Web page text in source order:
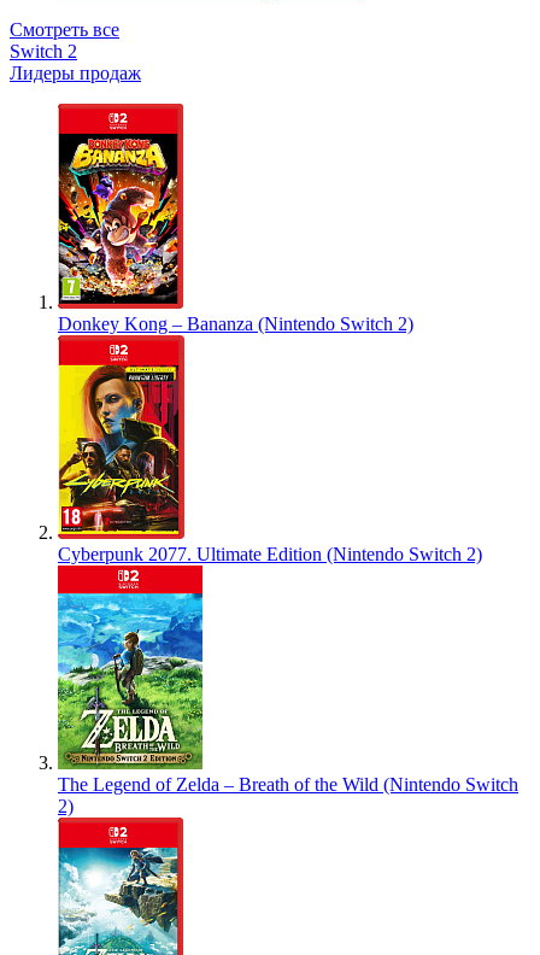
Смотреть все
Switch 2
Лидеры продаж
Donkey Kong – Bananza (Nintendo Switch 2)
Cyberpunk 2077. Ultimate Edition (Nintendo Switch 2)
The Legend of Zelda – Breath of the Wild (Nintendo Switch
2)